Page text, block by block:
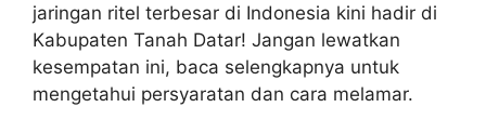
jaringan ritel terbesar di Indonesia kini hadir di
Kabupaten Tanah Datar! Jangan lewatkan
kesempatan ini, baca selengkapnya untuk
mengetahui persyaratan dan cara melamar.